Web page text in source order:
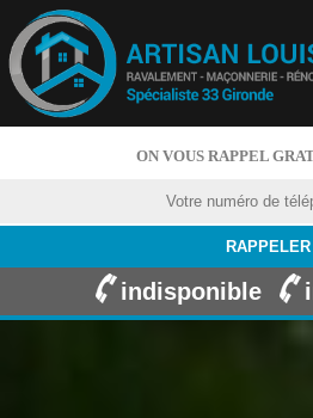
ON VOUS RAPPEL
indisponible